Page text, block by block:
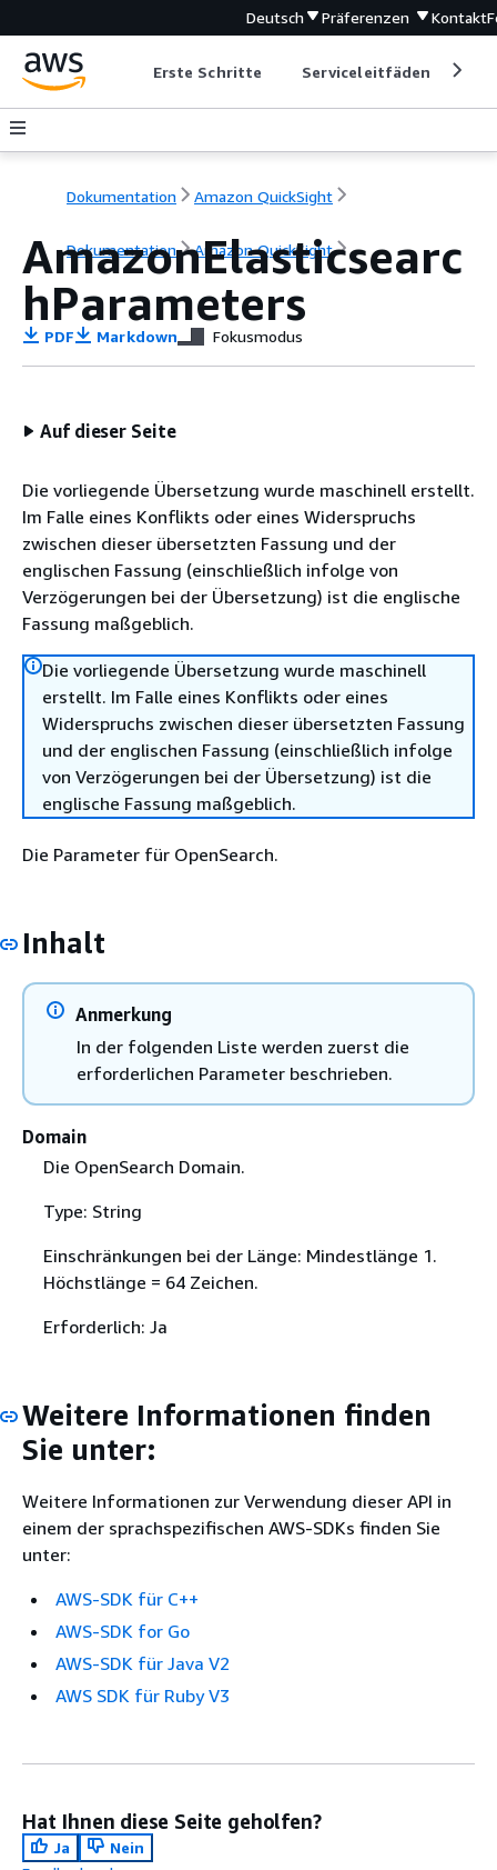
Deutsch Präferenzen Kontakt
Erste Schritte Serviceleitfäden
Dokumentation Amazon QuickSight
Dokumentation Amazon QuickSight
AmazonElasticsearc
hParameters
PDF Markdown Fokusmodus
Auf dieser Seite
Die vorliegende Übersetzung wurde maschinell erstellt.
Im Falle eines Konflikts oder eines Widerspruchs
zwischen dieser übersetzten Fassung und der
englischen Fassung (einschließlich infolge von
Verzögerungen bei der Übersetzung) ist die englische
Fassung maßgeblich.
Die vorliegende Übersetzung wurde maschinell
erstellt. Im Falle eines Konflikts oder eines
Widerspruchs zwischen dieser übersetzten Fassung
und der englischen Fassung (einschließlich infolge
von Verzögerungen bei der Übersetzung) ist die
englische Fassung maßgeblich.
Die Parameter für OpenSearch.
Inhalt
Anmerkung
In der folgenden Liste werden zuerst die
erforderlichen Parameter beschrieben.
Domain
Die OpenSearch Domain.
Type: String
Einschränkungen bei der Länge: Mindestlänge 1.
Höchstlänge = 64 Zeichen.
Erforderlich: Ja
Weitere Informationen finden
Sie unter:
Weitere Informationen zur Verwendung dieser API in
einem der sprachspezifischen AWS-SDKs finden Sie
unter:
AWS-SDK für C++
AWS-SDK for Go
AWS-SDK für Java V2
AWS SDK für Ruby V3
Hat Ihnen diese Seite geholfen?
Ja
Nein